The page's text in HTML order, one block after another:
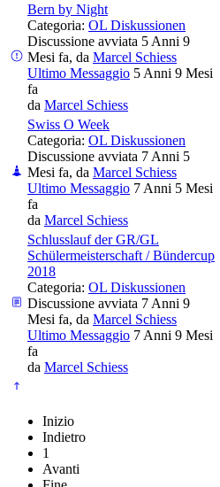
Bern by Night
Categoria: OL Diskussionen
Discussione avviata 5 Anni 9
Mesi fa, da Marcel Schiess
Ultimo Messaggio 5 Anni 9 Mesi
fa
da Marcel Schiess
Swiss O Week
Categoria: OL Diskussionen
Discussione avviata 7 Anni 5
Mesi fa, da Marcel Schiess
Ultimo Messaggio 7 Anni 5 Mesi
fa
da Marcel Schiess
Schlusslauf der GR/GL
Schülermeisterschaft / Bündercup
2018
Categoria: OL Diskussionen
Discussione avviata 7 Anni 9
Mesi fa, da Marcel Schiess
Ultimo Messaggio 7 Anni 9 Mesi
fa
da Marcel Schiess
Inizio
Indietro
1
Avanti